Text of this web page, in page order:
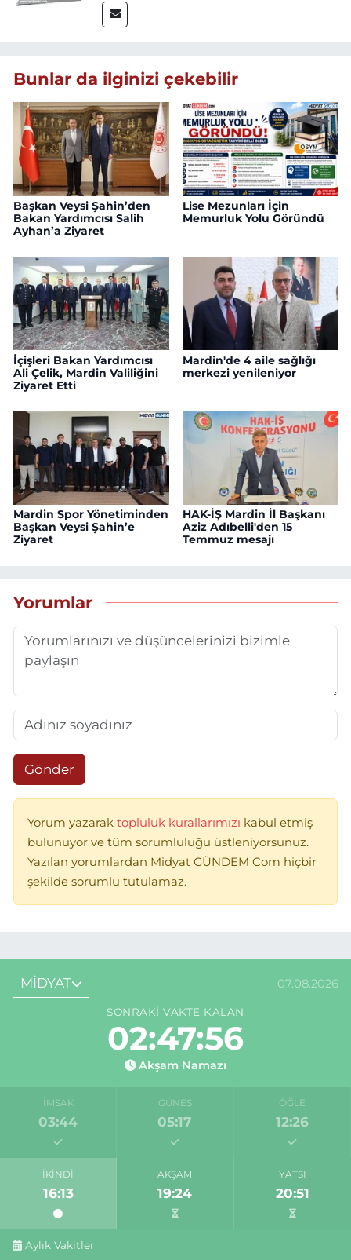
Bunlar da ilginizi çekebilir
Başkan Veysi Şahin’den
Bakan Yardımcısı Salih
Ayhan’a Ziyaret
Lise Mezunları İçin
Memurluk Yolu Göründü
İçişleri Bakan Yardımcısı
Ali Çelik, Mardin Valiliğini
Ziyaret Etti
Mardin'de 4 aile sağlığı
merkezi yenileniyor
Mardin Spor Yönetiminden
Başkan Veysi Şahin’e
Ziyaret
HAK-İŞ Mardin İl Başkanı
Aziz Adıbelli'den 15
Temmuz mesajı
Yorumlar
Gönder
Yorum yazarak topluluk kurallarımızı kabul etmiş
bulunuyor ve tüm sorumluluğu üstleniyorsunuz.
Yazılan yorumlardan Midyat GÜNDEM Com hiçbir
şekilde sorumlu tutulamaz.
MİDYAT 07.08.2026
SONRAKI VAKTE KALAN
02:47:56
Akşam Namazı
İMSAK
03:44
GÜNEŞ
05:17
ÖĞLE
12:26
İKINDI
16:13
AKŞAM
19:24
YATSI
20:51
Aylık Vakitler